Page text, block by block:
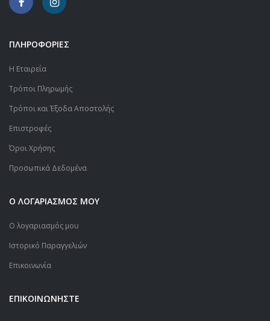
ΠΛΗΡΟΦΟΡΙΕΣ
Η Εταιρεία
Τρόποι Πληρωμής
Τρόποι και Έξοδα Αποστολής
Επιστροφές
Όροι Χρήσης
Προσωπικά Δεδομένα
Ο ΛΟΓΑΡΙΑΣΜΟΣ ΜΟΥ
Ο λογαριασμός μου
Ιστορικό Παραγγελιών
Επικοινωνία
ΕΠΙΚΟΙΝΩΝΗΣΤΕ